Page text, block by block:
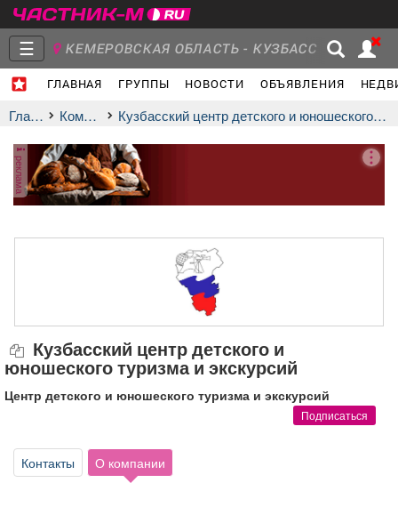
☰ КЕМЕРОВСКАЯ ОБЛАСТЬ - КУЗБАСС
ГЛАВНАЯ ГРУППЫ НОВОСТИ ОБЪЯВЛЕНИЯ
Главная
Группы
Объявления Недвижимость Услуги
Транспорт
Проекты
Главная Компании Кузбасский центр детского и юношеского туризма и экскурсий
реклама
Кузбасский центр детского и
юношеского туризма и экскурсий
Центр детского и юношеского туризма и экскурсий
Подписаться
Контакты О компании